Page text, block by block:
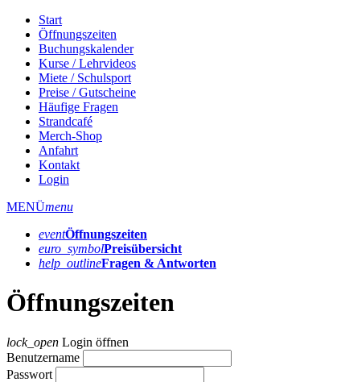
Start
Öffnungszeiten
Buchungskalender
Kurse / Lehrvideos
Miete / Schulsport
Preise / Gutscheine
Häufige Fragen
Strandcafé
Merch-Shop
Anfahrt
Kontakt
Login
MENÜmenu
eventÖffnungs­zeiten
euro_symbolPreis­übersicht
help_outlineFragen & Antworten
Öffnungszeiten
lock_open Login öffnen
Benutzername
Passwort